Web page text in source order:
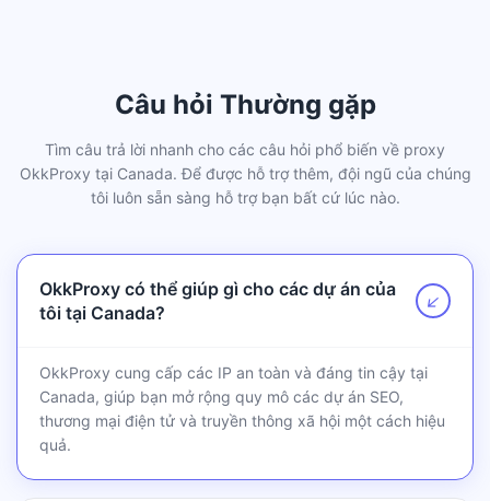
Câu hỏi Thường gặp
Tìm câu trả lời nhanh cho các câu hỏi phổ biến về proxy
OkkProxy tại Canada. Để được hỗ trợ thêm, đội ngũ của chúng
tôi luôn sẵn sàng hỗ trợ bạn bất cứ lúc nào.
OkkProxy có thể giúp gì cho các dự án của
tôi tại Canada?
↗
OkkProxy cung cấp các IP an toàn và đáng tin cậy tại
Canada, giúp bạn mở rộng quy mô các dự án SEO,
thương mại điện tử và truyền thông xã hội một cách hiệu
quả.